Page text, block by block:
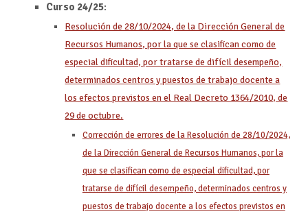
Curso 24/25:
Resolución de 28/10/2024, de la Dirección General de
Recursos Humanos, por la que se clasifican como de
especial dificultad, por tratarse de difícil desempeño,
determinados centros y puestos de trabajo docente a
los efectos previstos en el Real Decreto 1364/2010, de
29 de octubre.
Corrección de errores de la Resolución de 28/10/2024,
de la Dirección General de Recursos Humanos, por la
que se clasifican como de especial dificultad, por
tratarse de difícil desempeño, determinados centros y
puestos de trabajo docente a los efectos previstos en